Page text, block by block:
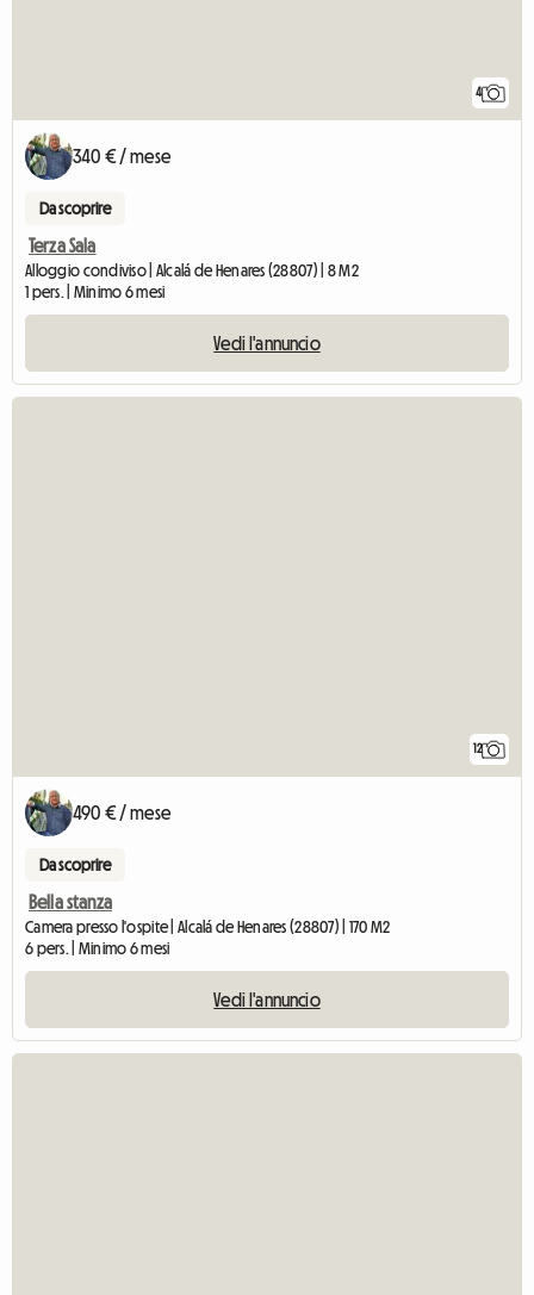
4
340 € / mese
Da scoprire
Terza Sala
Alloggio condiviso | Alcalá de Henares (28807) | 8 M2
1 pers. | Minimo 6 mesi
Vedi l'annuncio
12
490 € / mese
Da scoprire
Bella stanza
Camera presso l'ospite | Alcalá de Henares (28807) | 170 M2
6 pers. | Minimo 6 mesi
Vedi l'annuncio